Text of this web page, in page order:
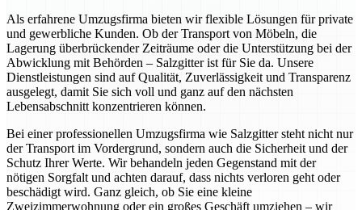
Als erfahrene Umzugsfirma bieten wir flexible Lösungen für private
und gewerbliche Kunden. Ob der Transport von Möbeln, die
Lagerung überbrückender Zeiträume oder die Unterstützung bei der
Abwicklung mit Behörden – Salzgitter ist für Sie da. Unsere
Dienstleistungen sind auf Qualität, Zuverlässigkeit und Transparenz
ausgelegt, damit Sie sich voll und ganz auf den nächsten
Lebensabschnitt konzentrieren können.
Bei einer professionellen Umzugsfirma wie Salzgitter steht nicht nur
der Transport im Vordergrund, sondern auch die Sicherheit und der
Schutz Ihrer Werte. Wir behandeln jeden Gegenstand mit der
nötigen Sorgfalt und achten darauf, dass nichts verloren geht oder
beschädigt wird. Ganz gleich, ob Sie eine kleine
Zweizimmerwohnung oder ein großes Geschäft umziehen – wir